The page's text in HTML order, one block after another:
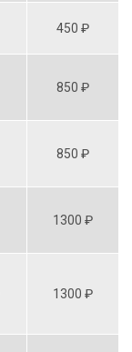
450 ₽
850 ₽
850 ₽
1300 ₽
1300 ₽